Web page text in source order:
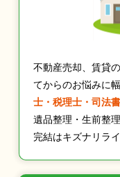
不動産売却、賃貸
てからのお悩みに
士・税理士・司法
遺品整理・生前整
完結はキズナリラ